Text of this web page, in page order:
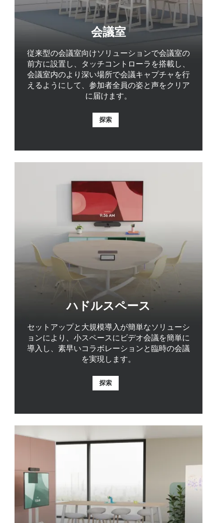
会議室
従来型の会議室向けソリューションで会議室の
前方に設置し、タッチコントローラを搭載し、
会議室内のより深い場所で会議キャプチャを行
えるようにして、参加者全員の姿と声をクリア
に届けます。
探索
ハドルスペース
セットアップと大規模導入が簡単なソリューシ
ョンにより、小スペースにビデオ会議を簡単に
導入し、素早いコラボレーションと臨時の会議
を実現します。
探索